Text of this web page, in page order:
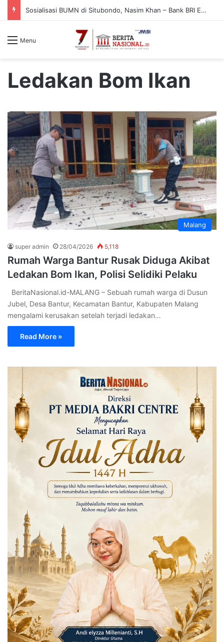
Sosialisasi BUMN di Situbondo, Nasim Khan – Bank BRI Edukasi Warga Cegah Penipuan Digital
Menu
Ledakan Bom Ikan
Malang
super admin 28/04/2026 5,118
Rumah Warga Bantur Rusak Diduga Akibat
Ledakan Bom Ikan, Polisi Selidiki Pelaku
BeritaNasional.id-MALANG – Sebuah rumah warga di Dusun
Jubel, Desa Bantur, Kecamatan Bantur, Kabupaten Malang
mengalami kerusakan setelah terjadi ledakan…
Read More »